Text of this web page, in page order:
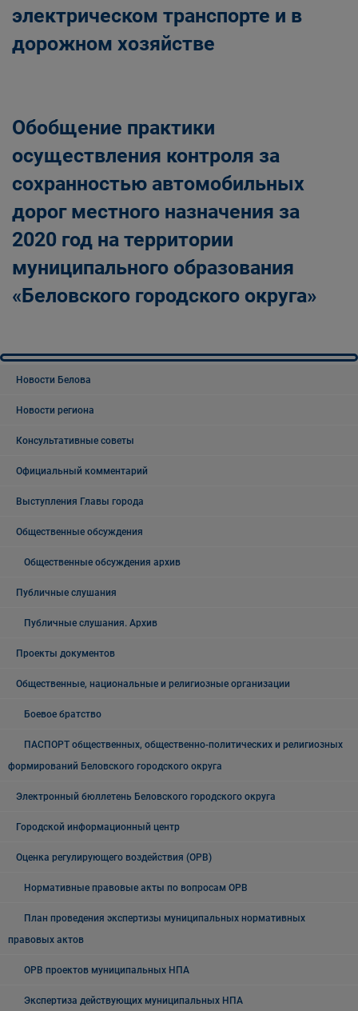
электрическом транспорте и в
дорожном хозяйстве
Обобщение практики
осуществления контроля за
сохранностью автомобильных
дорог местного назначения за
2020 год на территории
муниципального образования
«Беловского городского округа»
Новости Белова
Новости региона
Консультативные советы
Официальный комментарий
Выступления Главы города
Общественные обсуждения
Общественные обсуждения архив
Публичные слушания
Публичные слушания. Архив
Проекты документов
Общественные, национальные и религиозные организации
Боевое братство
ПАСПОРТ общественных, общественно-политических и религиозных
формирований Беловского городского округа
Электронный бюллетень Беловского городского округа
Городской информационный центр
Оценка регулирующего воздействия (ОРВ)
Нормативные правовые акты по вопросам ОРВ
План проведения экспертизы муниципальных нормативных
правовых актов
ОРВ проектов муниципальных НПА
Экспертиза действующих муниципальных НПА